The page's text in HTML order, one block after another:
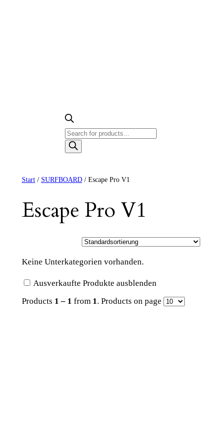
Products
search
Start/ SURFBOARD/ Escape Pro V1
Escape Pro V1
Keine Unterkategorien vorhanden.
Ausverkaufte Produkte ausblenden
Products 1 – 1 from 1. Products on page